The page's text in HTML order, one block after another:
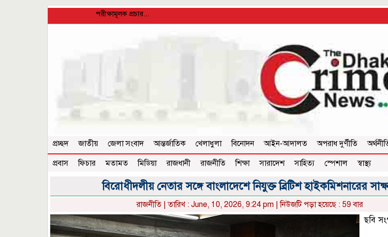
পরীক্ষামূলক প্রচার...
প্রচ্ছদ জাতীয় জেলা সংবাদ আন্তর্জাতিক খেলাধুলা বিনোদন আইন-আদালত অপরাধ দুর্ণীতি
প্রবাস
ফিচার মতামত মিডিয়া রাজধানী রাজনীতি শিক্ষা সারাদেশ সাহিত্য স্পেশাল স্বাস্থ্য
বিরোধীদলীয় নেতার সঙ্গে বাংলাদেশে নিযুক্ত ব্রিটিশ হাইকমিশনারের
রাজনীতি | তারিখ : June, 10, 2026, 9:24 pm | নিউজটি পড়া হয়েছে : 59 বার
ছবি